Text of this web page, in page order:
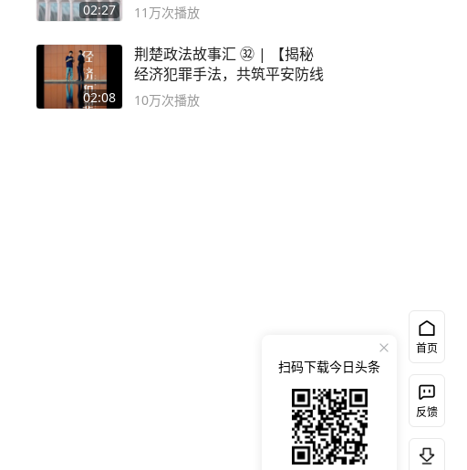
02:27 11万次播放
02:08
荆楚政法故事汇 ㉜ | 【揭秘
经济犯罪手法，共筑平安防线
10万次播放
首页
反馈
扫码下载今日头条